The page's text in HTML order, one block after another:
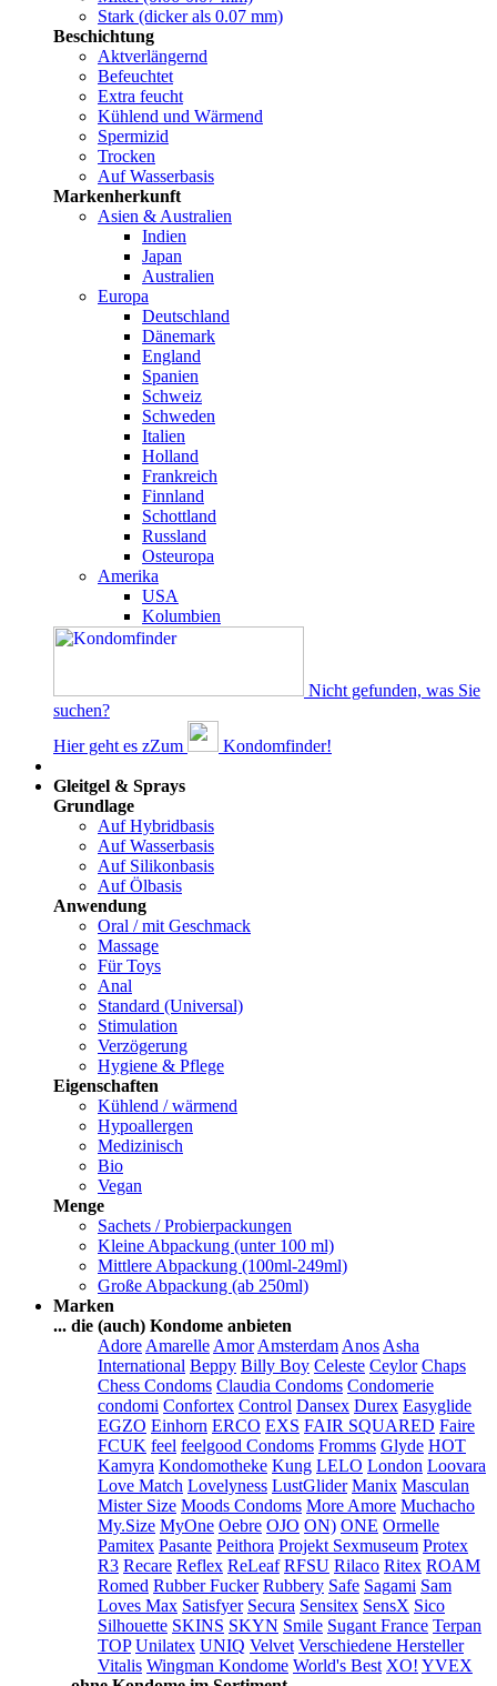
Stark (dicker als 0.07 mm)
Beschichtung
Aktverlängernd
Befeuchtet
Extra feucht
Kühlend und Wärmend
Spermizid
Trocken
Auf Wasserbasis
Markenherkunft
Asien & Australien
Indien
Japan
Australien
Europa
Deutschland
Dänemark
England
Spanien
Schweiz
Schweden
Italien
Holland
Frankreich
Finnland
Schottland
Russland
Osteuropa
Amerika
USA
Kolumbien
Nicht gefunden, was Sie
suchen?
Hier geht es zZum
Kondomfinder!
Gleitgel & Sprays
Grundlage
Auf Hybridbasis
Auf Wasserbasis
Auf Silikonbasis
Auf Ölbasis
Anwendung
Oral / mit Geschmack
Massage
Für Toys
Anal
Standard (Universal)
Stimulation
Verzögerung
Hygiene & Pflege
Eigenschaften
Kühlend / wärmend
Hypoallergen
Medizinisch
Bio
Vegan
Menge
Sachets / Probierpackungen
Kleine Abpackung (unter 100 ml)
Mittlere Abpackung (100ml-249ml)
Große Abpackung (ab 250ml)
Marken
... die (auch) Kondome anbieten
Adore Amarelle Amor Amsterdam Anos Asha
International Beppy Billy Boy Celeste Ceylor Chaps
Chess Condoms Claudia Condoms Condomerie
condomi Confortex Control Dansex Durex Easyglide
EGZO Einhorn ERCO EXS FAIR SQUARED Faire
FCUK feel feelgood Condoms Fromms Glyde HOT
Kamyra Kondomotheke Kung LELO London Loovara
Love Match Lovelyness LustGlider Manix Masculan
Mister Size Moods Condoms More Amore Muchacho
My.Size MyOne Oebre OJO ON) ONE Ormelle
Pamitex Pasante Peithora Projekt Sexmuseum Protex
R3 Recare Reflex ReLeaf RFSU Rilaco Ritex ROAM
Romed Rubber Fucker Rubbery Safe Sagami Sam
Loves Max Satisfyer Secura Sensitex SensX Sico
Silhouette SKINS SKYN Smile Sugant France Terpan
TOP Unilatex UNIQ Velvet Verschiedene Hersteller
Vitalis Wingman Kondome World's Best XO! YVEX